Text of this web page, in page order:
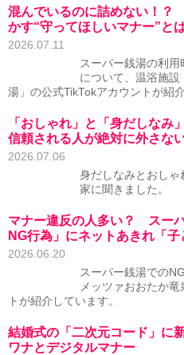
混んでいるのに詰めない！？
かす“守ってほしいマナー”と
2026.07.11
スーパー銭湯の利
について、温浴施
湯」の公式TikTokアカウントが紹
「おしゃれ」と「身だしな
信頼される人が絶対に外さな
2026.07.06
身だしなみとおしゃ
家に聞きました。
マナー違反の人多い？ スー
NG行為」にネットあきれ「子
2026.06.20
スーパー銭湯での
メッツァおおたか
トが紹介しています。
結婚式の「二次元コード」
ワナとデジタルマナー